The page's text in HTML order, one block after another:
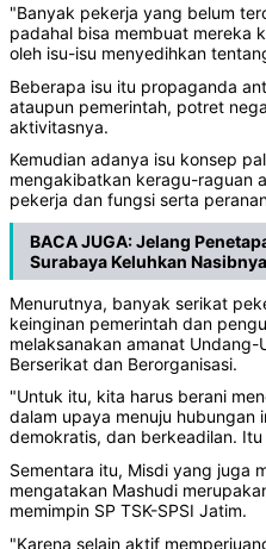
"Banyak pekerja yang belum
padahal bisa membuat mereka
oleh isu-isu menyedihkan
Beberapa isu itu propaganda
ataupun pemerintah, potret
aktivitasnya.
Kemudian adanya isu konsep
mengakibatkan keragu-raguan
pekerja dan fungsi serta
BACA JUGA:Jelang
Surabaya Keluhkan
Menurutnya, banyak serikat
keinginan pemerintah dan
melaksanakan amanat
Berserikat dan Berorganisasi.
"Untuk itu, kita harus berani
dalam upaya menuju hubungan
demokratis, dan berkeadilan.
Sementara itu, Misdi yang juga
mengatakan Mashudi
memimpin SP TSK-SPSI Jatim.
"Karena selain aktif